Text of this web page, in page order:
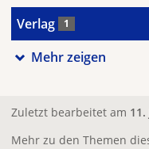
Verlag 1
Mehr zeigen
Zuletzt bearbeitet am 11.
Mehr zu den Themen